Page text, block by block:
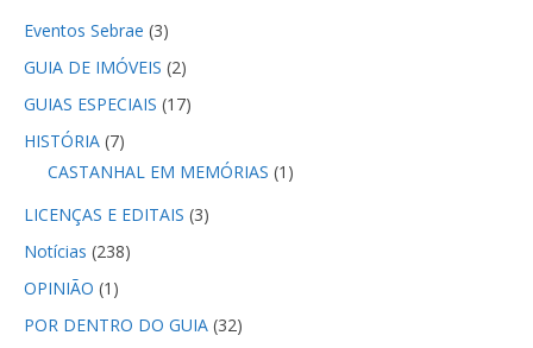
Eventos Sebrae (3)
GUIA DE IMÓVEIS (2)
GUIAS ESPECIAIS (17)
HISTÓRIA(7)
CASTANHAL EM MEMÓRIAS (1)
LICENÇAS E EDITAIS (3)
Notícias (238)
OPINIÃO (1)
POR DENTRO DO GUIA(32)